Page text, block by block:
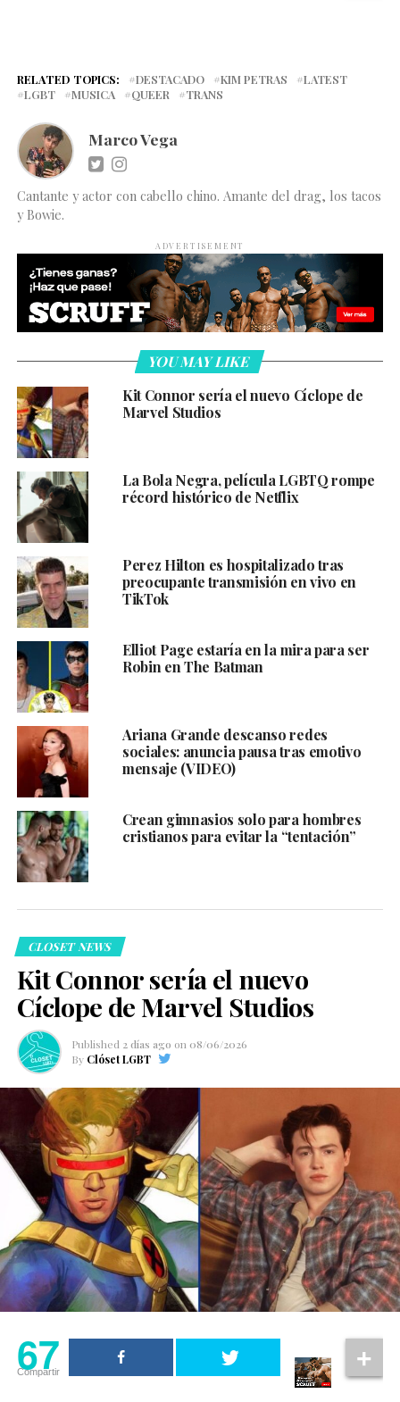
RELATED TOPICS: DESTACADO KIM PETRAS
LATEST
LGBT
MUSICA QUEER TRANS
Marco Vega
Cantante y actor con cabello chino. Amante del drag, los tacos
y Bowie.
ADVERTISEMENT
YOU MAY LIKE
Kit Connor sería el nuevo Cíclope de
Marvel Studios
La Bola Negra, película LGBTQ rompe
récord histórico de Netflix
Perez Hilton es hospitalizado tras
preocupante transmisión en vivo en
TikTok
Elliot Page estaría en la mira para ser
Robin en The Batman
Ariana Grande descanso redes
sociales: anuncia pausa tras emotivo
mensaje (VIDEO)
Crean gimnasios solo para hombres
cristianos para evitar la “tentación”
CLOSET NEWS
Kit Connor sería el nuevo
Cíclope de Marvel Studios
Published 2 días ago on 08/06/2026
By Clóset LGBT
67
Compartir